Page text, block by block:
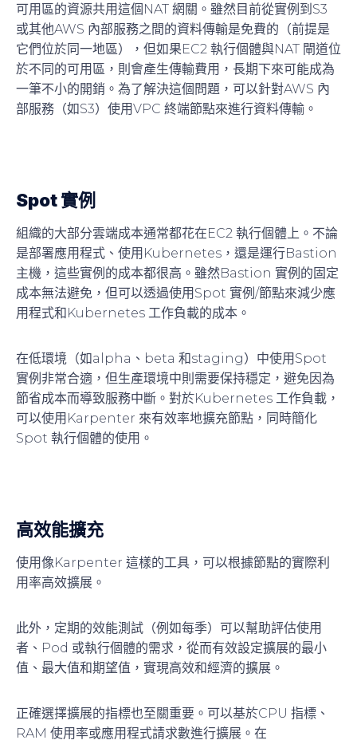
可用區的資源共用這個NAT 網關。雖然目前從實例到S3
或其他AWS 內部服務之間的資料傳輸是免費的（前提是
它們位於同一地區），但如果EC2 執行個體與NAT 閘道位
於不同的可用區，則會產生傳輸費用，長期下來可能成為
一筆不小的開銷。為了解決這個問題，可以針對AWS 內
部服務（如S3）使用VPC 終端節點來進行資料傳輸。
Spot 實例
組織的大部分雲端成本通常都花在EC2 執行個體上。不論
是部署應用程式、使用Kubernetes，還是運行Bastion
主機，這些實例的成本都很高。雖然Bastion 實例的固定
成本無法避免，但可以透過使用Spot 實例/節點來減少應
用程式和Kubernetes 工作負載的成本。
在低環境（如alpha、beta 和staging）中使用Spot
實例非常合適，但生產環境中則需要保持穩定，避免因為
節省成本而導致服務中斷。對於Kubernetes 工作負載，
可以使用Karpenter 來有效率地擴充節點，同時簡化
Spot 執行個體的使用。
高效能擴充
使用像Karpenter 這樣的工具，可以根據節點的實際利
用率高效擴展。
此外，定期的效能測試（例如每季）可以幫助評估使用
者、Pod 或執行個體的需求，從而有效設定擴展的最小
值、最大值和期望值，實現高效和經濟的擴展。
正確選擇擴展的指標也至關重要。可以基於CPU 指標、
RAM 使用率或應用程式請求數進行擴展。在